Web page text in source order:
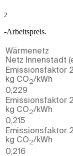
2
-Arbeitspreis.
Wärmenetz
Netz Innenstadt
Emissionsfaktor
kg CO2/kWh
0,229
Emissionsfaktor
kg CO2/kWh
0,215
Emissionsfaktor
kg CO2/kWh
0,216